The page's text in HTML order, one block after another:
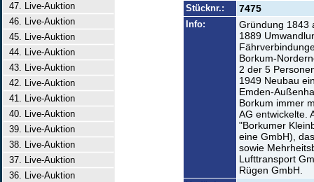
47. Live-Auktion
46. Live-Auktion
45. Live-Auktion
44. Live-Auktion
43. Live-Auktion
42. Live-Auktion
41. Live-Auktion
40. Live-Auktion
39. Live-Auktion
38. Live-Auktion
37. Live-Auktion
36. Live-Auktion
Stücknr.: 7475
Info:
Gründung 1843
1889
Borkum-
2 der 5
1949 Neubau
Emden-
Borkum immer
AG entwickelte.
"Borkumer
eine GmbH),
sowie
Lufttransport
Rügen GmbH.